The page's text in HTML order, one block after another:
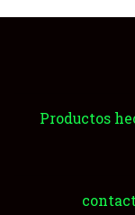
Productos